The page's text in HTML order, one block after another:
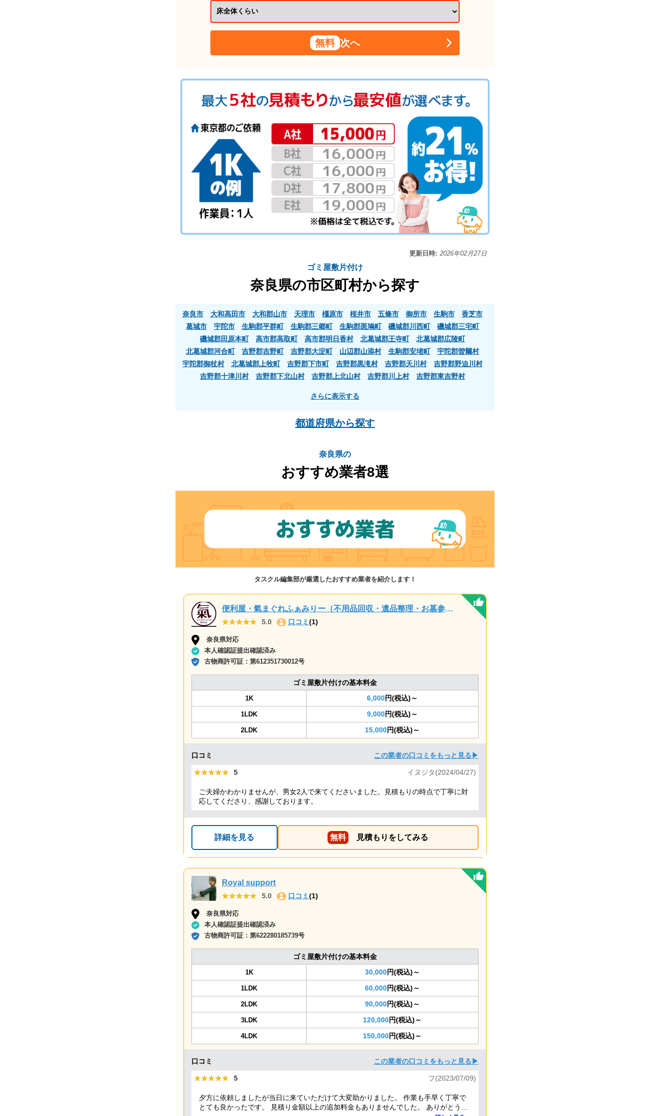
無料 次へ
更新日時: 2026年02月27日
ゴミ屋敷片付け
奈良県の市区町村から探す
奈良市 大和高田市 大和郡山市 天理市 橿原市 桜井市 五條市 御所市 生駒市
香芝市
葛城市
宇陀市 生駒郡平群町 生駒郡三郷町 生駒郡斑鳩町 磯城郡川西町
磯城郡三宅町
磯城郡田原本町
高市郡高取町 高市郡明日香村 北葛城郡王寺町
北葛城郡広陵町
北葛城郡河合町
吉野郡吉野町 吉野郡大淀町 山辺郡山添村 生駒郡安堵町
宇陀郡曽爾村
宇陀郡御杖村
北葛城郡上牧町 吉野郡下市町 吉野郡黒滝村 吉野郡天川村
吉野郡野迫川村
吉野郡十津川村
吉野郡下北山村 吉野郡上北山村 吉野郡川上村 吉野郡東吉野村
さらに表示する
都道府県から探す
奈良県の
おすすめ業者8選
タスクル編集部が厳選したおすすめ業者を紹介します！
便利屋・氣まぐれふぁみりー（不用品回収・遺品整理・お墓参り代行等、幅広く対応しております）
★★★★★
★★★★★ 5.0 口コミ (1)
奈良県対応
本人確認証提出確認済み
古物商許可証： 第612351730012号
ゴミ屋敷片付けの基本料金
1K 6,000円(税込)～
1LDK 9,000円(税込)～
2LDK 15,000円(税込)～
口コミ この業者の口コミをもっと見る▶
★★★★★
★★★★★ 5 イヌジタ(2024/04/27)
ご夫婦かわかりませんが、男女2人で来てくださいました。見積もりの時点で丁寧に対
応してくださり、感謝しております。
詳細を見る 無料 見積もりをしてみる
Royal support
★★★★★
★★★★★ 5.0 口コミ (1)
奈良県対応
本人確認証提出確認済み
古物商許可証： 第622280185739号
ゴミ屋敷片付けの基本料金
1K 30,000円(税込)～
1LDK 60,000円(税込)～
2LDK 90,000円(税込)～
3LDK 120,000円(税込)～
4LDK 150,000円(税込)～
口コミ この業者の口コミをもっと見る▶
★★★★★
★★★★★ 5 フ(2023/07/09)
夕方に依頼しましたが当日に来ていただけて大変助かりました。 作業も手早く丁寧で
とても良かったです。 見積り金額以上の追加料金もありませんでした。 ありがとうご